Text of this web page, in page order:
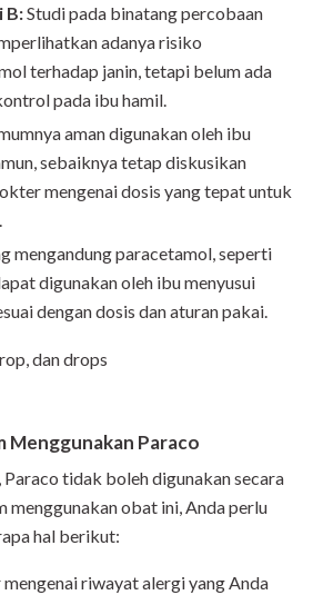
B:Studi pada binatang percobaan
adanya risiko
terhadap janin, tetapi belum ada
pada ibu hamil.
aman digunakan oleh ibu
sebaiknya tetap diskusikan
mengenai dosis yang tepat untuk
mengandung paracetamol, seperti
digunakan oleh ibu menyusui
dengan dosis dan aturan pakai.
dan drops
Menggunakan Paraco
tidak boleh digunakan secara
menggunakan obat ini, Anda perlu
hal berikut:
riwayat alergi yang Anda